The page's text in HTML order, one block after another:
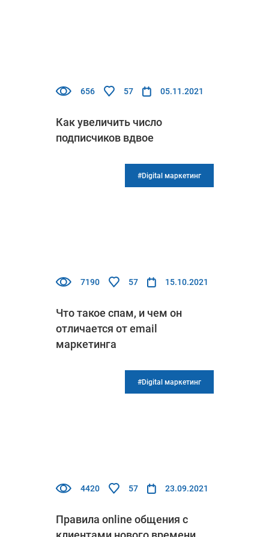
656 57 05.11.2021
Как увеличить число
подписчиков вдвое
#Digital маркетинг
7190 57 15.10.2021
Что такое спам, и чем он
отличается от email
маркетинга
#Digital маркетинг
4420 57 23.09.2021
Правила online общения с